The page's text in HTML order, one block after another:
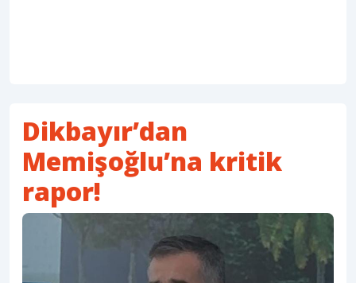
Dikbayır’dan
Memişoğlu’na kritik
rapor!